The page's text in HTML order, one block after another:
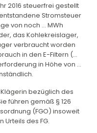
2016 steuerfrei gestellt
Stromsteuer
von noch ... MWh
das Kohlekreislager,
verbraucht worden
in den E-Filtern (...
in Höhe von ...
bezüglich des
führen gemäß § 126
(FGO) insoweit
des FG.